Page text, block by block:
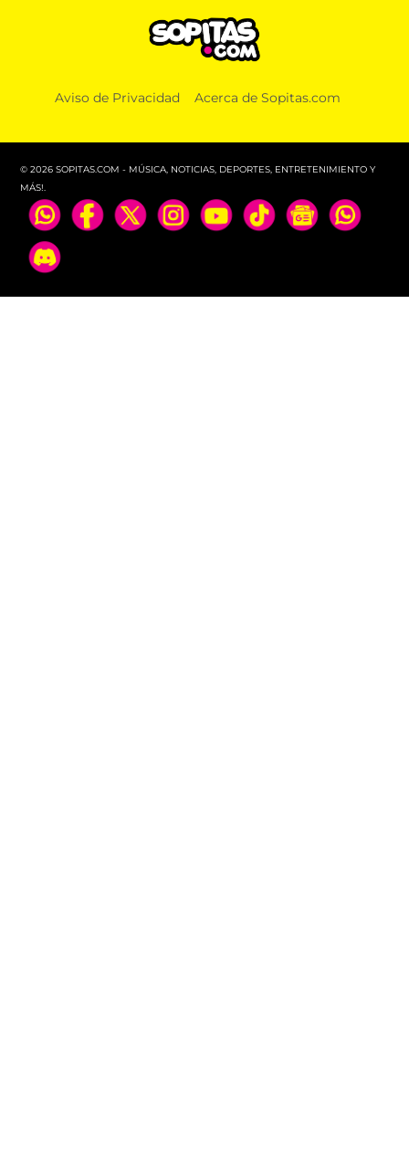
¿A qué hora y dónde ver la clausura de los Juegos
Aviso de Privacidad Acerca de Sopitas.com
© 2026 SOPITAS.COM - MÚSICA, NOTICIAS, DEPORTES, ENTRETENIMIENTO Y
MÁS!.